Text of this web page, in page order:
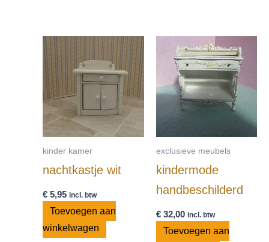
kinder kamer
nachtkastje wit
€ 5,95 incl. btw
Toevoegen aan
winkelwagen
exclusieve meubels
kindermode
handbeschilderd
€32,00 incl. btw
Toevoegen aan